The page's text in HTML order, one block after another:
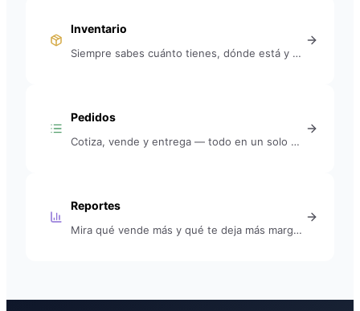
Inventario
Siempre sabes cuánto tienes, dónde está y qué necesitas reponer.
Pedidos
Cotiza, vende y entrega — todo en un solo módulo.
Reportes
Mira qué vende más y qué te deja más margen. Sin estimaciones.